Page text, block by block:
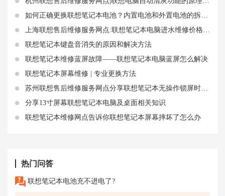
如何正确更换联想笔记本电池？内置电池和外置电池的拆装技巧
上海联想售后维修服务网点:联想笔记本电脑进水维修价格 电脑进水怎么处理联想
联想笔记本键盘音消失的原因和解决方法
联想笔记本维修蓝屏故障——联想笔记本电脑蓝屏怎么解决
联想笔记本屏幕维修 | 专业更换方法
苏州联想售后维修服务网点分享联想笔记本无操作锁屏时间设置
分享13寸屏幕联想笔记本电脑及桌面相关知识
联想笔记本维修网点告诉你联想笔记本屏幕摔坏了怎么办
热门问答
联想笔记本电池充不进电了?